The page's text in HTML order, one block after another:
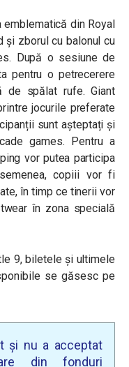
din Royal
și zborul cu balonul cu
După o sesiune de
pentru o petrecerere
de spălat rufe. Giant
jocurile preferate
sunt așteptați și
games. Pentru a
vor putea participa
copiii vor fi
în timp ce tinerii vor
în zona specială
9, biletele și ultimele
se găsesc pe
și nu a acceptat
din fonduri